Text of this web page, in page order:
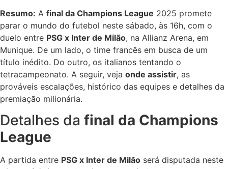
Resumo: A final da Champions League 2025 promete
parar o mundo do futebol neste sábado, às 16h, com o
duelo entre PSG x Inter de Milão, na Allianz Arena, em
Munique. De um lado, o time francês em busca de um
título inédito. Do outro, os italianos tentando o
tetracampeonato. A seguir, veja onde assistir, as
prováveis escalações, histórico das equipes e detalhes da
premiação milionária.
Detalhes da final da Champions
League
A partida entre PSG x Inter de Milão será disputada neste